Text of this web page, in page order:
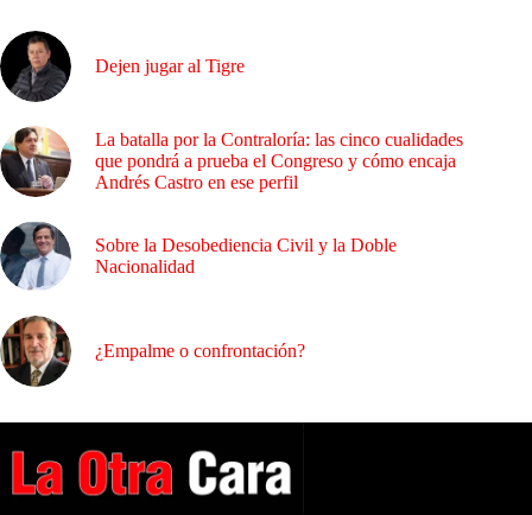
Dejen jugar al Tigre
La batalla por la Contraloría: las cinco cualidades
que pondrá a prueba el Congreso y cómo encaja
Andrés Castro en ese perfil
Sobre la Desobediencia Civil y la Doble
Nacionalidad
¿Empalme o confrontación?